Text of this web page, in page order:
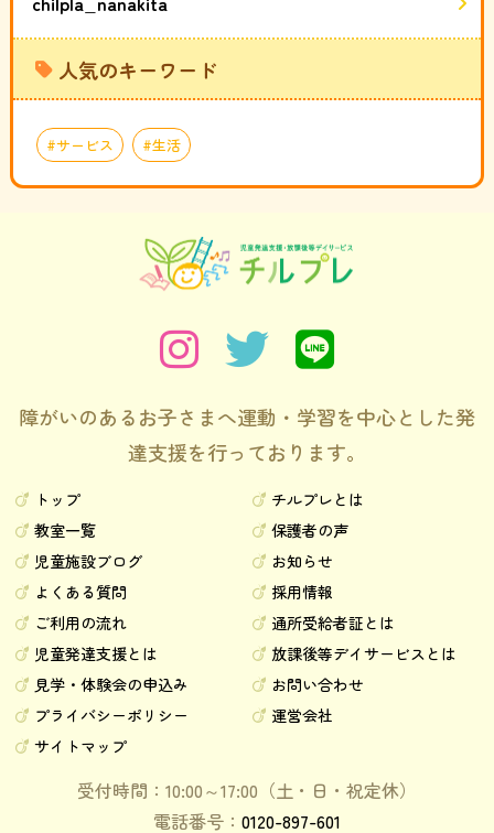
人気のキーワード
サービス 生活
障がいのあるお子さまへ運動・学習を中心とした発
達支援を行っております。
トップ
チルプレとは
教室一覧
保護者の声
児童施設ブログ
お知らせ
よくある質問
採用情報
ご利用の流れ
通所受給者証とは
児童発達支援とは
放課後等デイサービスとは
見学・体験会の申込み
お問い合わせ
プライバシーポリシー
運営会社
サイトマップ
受付時間：10:00～17:00（土・日・祝定休）
電話番号： 0120-897-601